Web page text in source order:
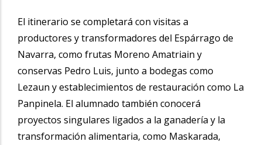
El itinerario se completará con visitas a
productores y transformadores del Espárrago de
Navarra, como frutas Moreno Amatriain y
conservas Pedro Luis, junto a bodegas como
Lezaun y establecimientos de restauración como La
Panpinela. El alumnado también conocerá
proyectos singulares ligados a la ganadería y la
transformación alimentaria, como Maskarada,